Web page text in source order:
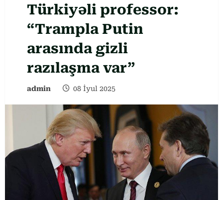
Türkiyəli professor:
“Trampla Putin
arasında gizli
razılaşma var”
admin 08 İyul 2025